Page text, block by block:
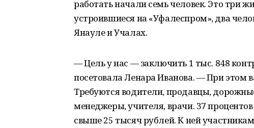
работать начали семь человек. Это три
устроившиеся на «Уфалеспром», два
Янауле и Учалах.
— Цель у нас — заключить 1 тыс. 848
посетовала Ленара Иванова. — При этом
Требуются водители, продавцы,
менеджеры, учителя, врачи. 37
свыше 25 тысяч рублей. К ней